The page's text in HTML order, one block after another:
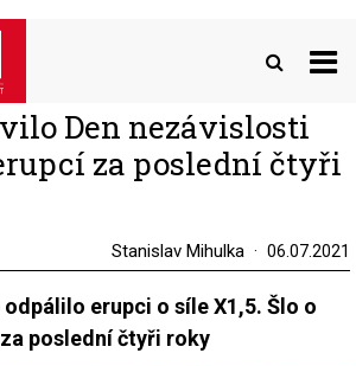
Den nezávislosti
za poslední čtyři
Stanislav Mihulka 06.07.2021
erupci o síle X1,5. Šlo o
poslední čtyři roky